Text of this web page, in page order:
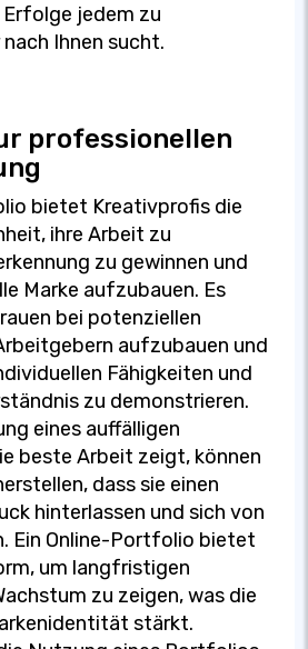
jedem zu
Ihnen sucht.
professionellen
bietet Kreativprofis die
ihre Arbeit zu
zu gewinnen und
Marke aufzubauen. Es
bei potenziellen
aufzubauen und
Fähigkeiten und
zu demonstrieren.
eines auffälligen
beste Arbeit zeigt, können
dass sie einen
hinterlassen und sich von
Ein Online-Portfolio bietet
um langfristigen
zu zeigen, was die
stärkt.